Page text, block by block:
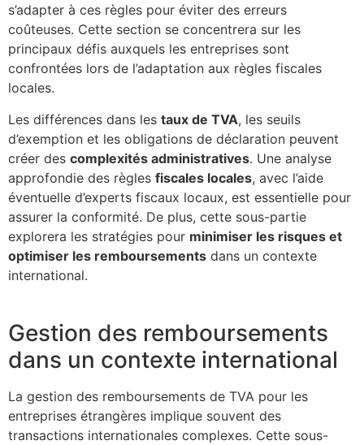
s’adapter à ces règles pour éviter des erreurs
coûteuses. Cette section se concentrera sur les
principaux défis auxquels les entreprises sont
confrontées lors de l’adaptation aux règles fiscales
locales.
Les différences dans les taux de TVA, les seuils
d’exemption et les obligations de déclaration peuvent
créer des complexités administratives. Une analyse
approfondie des règles fiscales locales, avec l’aide
éventuelle d’experts fiscaux locaux, est essentielle pour
assurer la conformité. De plus, cette sous-partie
explorera les stratégies pour minimiser les risques et
optimiser les remboursements dans un contexte
international.
Gestion des remboursements
dans un contexte international
La gestion des remboursements de TVA pour les
entreprises étrangères implique souvent des
transactions internationales complexes. Cette sous-